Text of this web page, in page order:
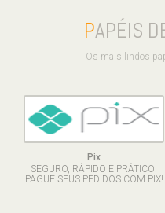
PAPÉIS
Os mais lindos
Pix
SEGURO, RÁPIDO E PRÁTICO!
PAGUE SEUS PEDIDOS COM PIX!